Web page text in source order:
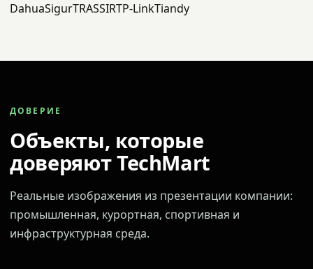
DahuaSigurTRASSIRTP-LinkTiandy
ДОВЕРИЕ
Объекты, которые
доверяют TechMart
Реальные изображения из презентации компании:
промышленная, курортная, спортивная и
инфраструктурная среда.